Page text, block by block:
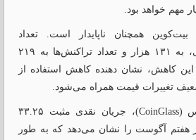
مهم خواهد بود.
همچنان ناپایدار است. تعداد
آدرس‌های جدید، به تازگی، به ۱۳۱ هزار و تعداد تراکنش‌ها به ۲۱۹
کاهش، نشان دهنده کاهش استفاده از
تغییرات قیمت همراه می‌شود.
داده‌های سایت کوین گلس (CoinGlass)، جریان نقدی مثبت ۳۳.۲۵
هفتم آگوست را نشان می‌دهد که به طور